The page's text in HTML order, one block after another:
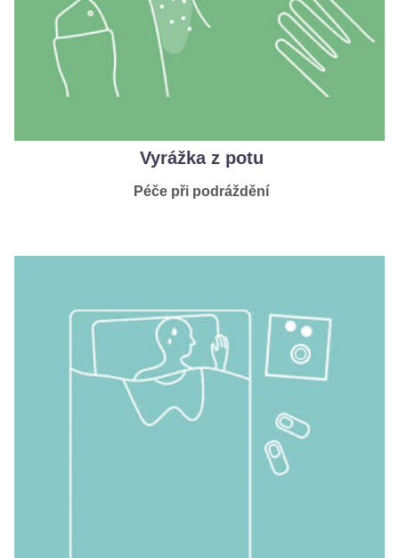
Vyrážka z potu
Péče při podráždění